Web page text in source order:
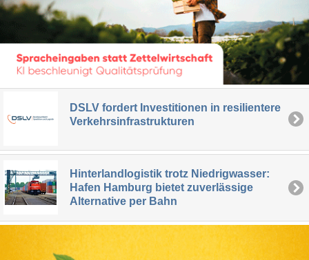
DSLV fordert Investitionen in resilientere
Verkehrsinfrastrukturen
Hinterlandlogistik trotz Niedrigwasser:
Hafen Hamburg bietet zuverlässige
Alternative per Bahn